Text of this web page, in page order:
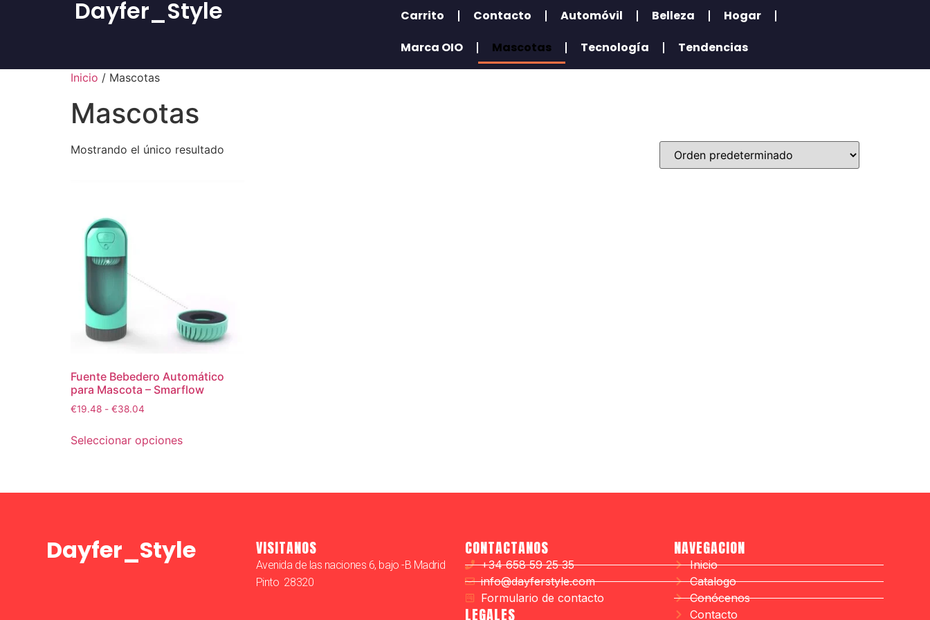
Dayfer_Style Carrito Contacto Automóvil Belleza
Hogar
Marca OIO
Mascotas Tecnología Tendencias
Inicio / Mascotas
Mascotas
Mostrando el único resultado
Fuente Bebedero Automático
para Mascota – Smarflow
€19.48 - €38.04
Seleccionar opciones
Dayfer_Style VISITANOS
Avenida de las naciones 6, bajo -B Madrid
Pinto 28320
CONTACTANOS
+34 658 59 25 35
info@dayferstyle.com
Formulario de contacto
LEGALES
NAVEGACION
Inicio
Catalogo
Conócenos
Contacto